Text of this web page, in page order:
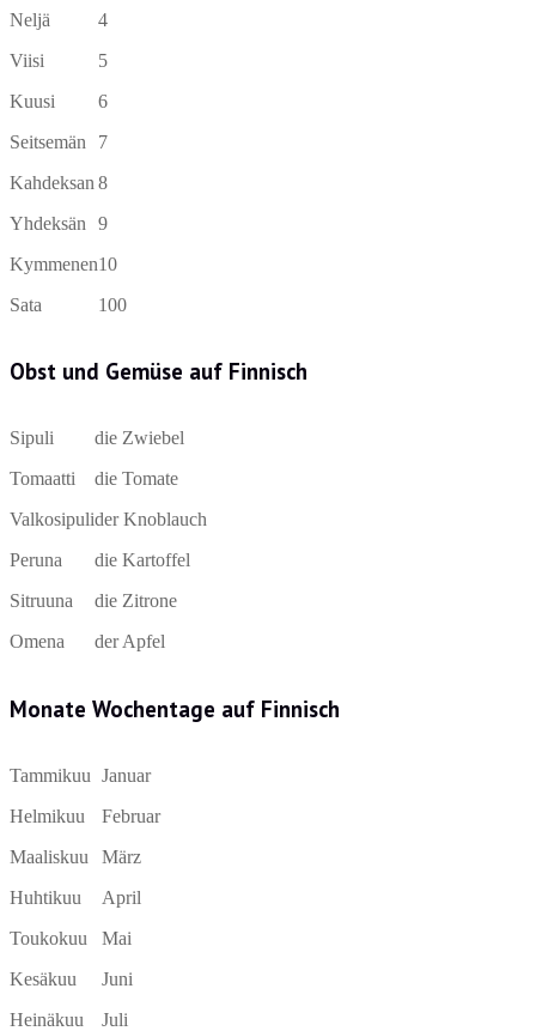
Neljä
Viisi
Kuusi
Seitsemän
Kahdeksan
Yhdeksän
Kymmenen
Sata
4
5
6
7
8
9
10
100
Obst und Gemüse auf Finnisch
Sipuli
Tomaatti
Valkosipuli
Peruna
Sitruuna
Omena
die Zwiebel
die Tomate
der Knoblauch
die Kartoffel
die Zitrone
der Apfel
Monate Wochentage auf Finnisch
Tammikuu
Helmikuu
Maaliskuu
Huhtikuu
Toukokuu
Kesäkuu
Heinäkuu
Januar
Februar
März
April
Mai
Juni
Juli